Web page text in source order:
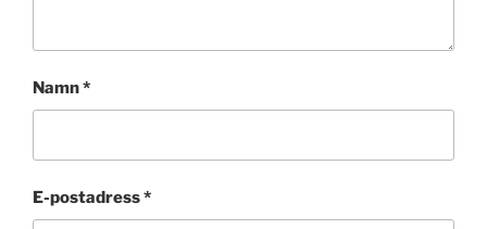
Namn*
E-postadress*